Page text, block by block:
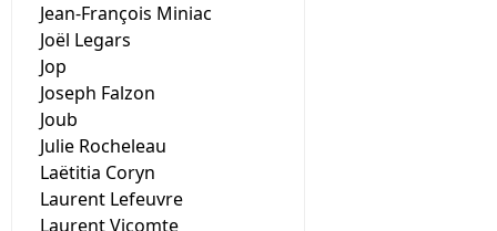
Jean-François Miniac
Joël Legars
Jop
Joseph Falzon
Joub
Julie Rocheleau
Laëtitia Coryn
Laurent Lefeuvre
Laurent Vicomte